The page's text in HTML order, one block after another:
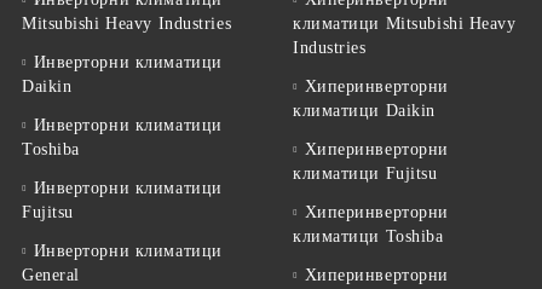
Mitsubishi Heavy Industries
Инверторни климатици
Daikin
Инверторни климатици
Toshiba
Инверторни климатици
Fujitsu
Инверторни климатици
General
климатици Mitsubishi Heavy
Industries
Хиперинверторни
климатици Daikin
Хиперинверторни
климатици Fujitsu
Хиперинверторни
климатици Toshiba
Хиперинверторни